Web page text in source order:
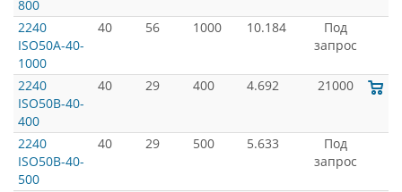
800
2240
ISO50A-40-
1000
40 56 1000 10.184
Под
запрос
2240
ISO50B-40-
400
40 29 400 4.692 21000
2240
ISO50B-40-
500
40 29 500 5.633
Под
запрос